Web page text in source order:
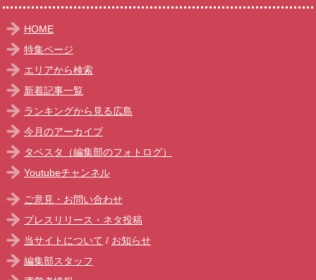
HOME
特集ページ
エリアから検索
新着記事一覧
ランキングから見る広島
今月のアーカイブ
タベスタ（編集部のフォトログ）
Youtubeチャンネル
ご意見・お問い合わせ
プレスリリース・ネタ投稿
当サイトについて / お知らせ
編集部スタッフ